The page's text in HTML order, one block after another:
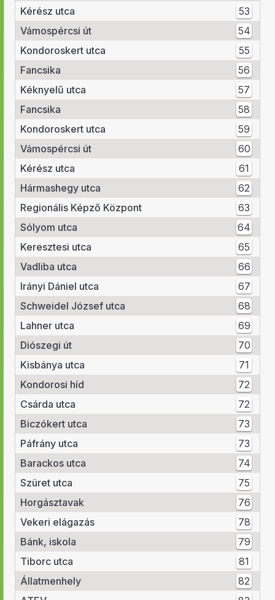
Kérész utca
53
Vámospércsi út
54
Kondoroskert utca
55
Fancsika
56
Kéknyelű utca
57
Fancsika
58
Kondoroskert utca
59
Vámospércsi út
60
Kérész utca
61
Hármashegy utca
62
Regionális Képző Központ
63
Sólyom utca
64
Keresztesi utca
65
Vadliba utca
66
Irányi Dániel utca
67
Schweidel József utca
68
Lahner utca
69
Diószegi út
70
Kisbánya utca
71
Kondorosi híd
72
Csárda utca
72
Biczókert utca
73
Páfrány utca
73
Barackos utca
74
Szüret utca
75
Horgásztavak
76
Vekeri elágazás
78
Bánk, iskola
79
Tiborc utca
81
Állatmenhely
82